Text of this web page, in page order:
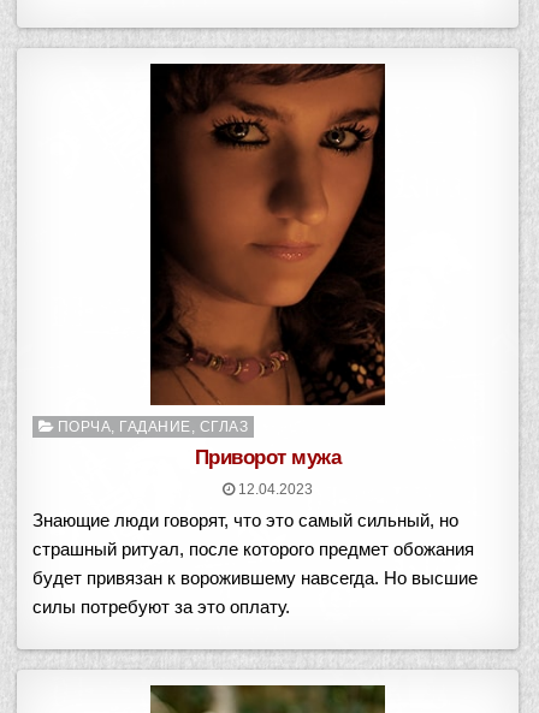
Опубликовано
ПОРЧА, ГАДАНИЕ, СГЛАЗ
Приворот мужа
12.04.2023
Знающие люди говорят, что это самый сильный, но
страшный ритуал, после которого предмет обожания
будет привязан к ворожившему навсегда. Но высшие
силы потребуют за это оплату.